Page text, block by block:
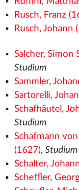
Rusch, Franz
Rusch, Johann
Salcher, Simon
Studium
Sammler,
Sartorelli,
Schafhäutel,
Studium
Schafmann
(1627), Studium
Schalter,
Scheffler,